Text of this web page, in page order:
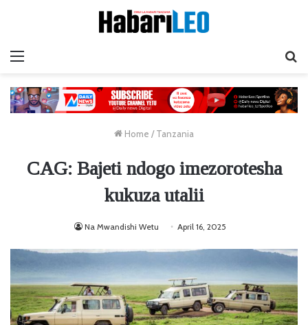
Home / Tanzania
CAG: Bajeti ndogo imezorotesha
kukuza utalii
Na Mwandishi Wetu April 16, 2025